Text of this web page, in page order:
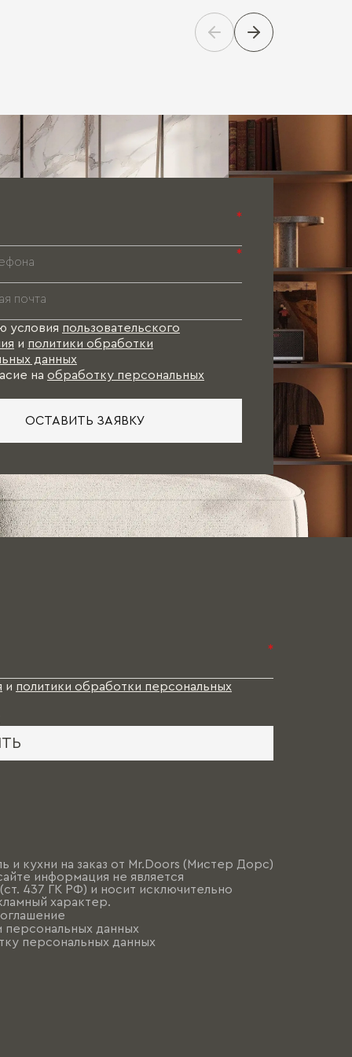
*
*
условия пользовательского
и политики обработки
данных
на обработку персональных
ОСТАВИТЬ ЗАЯВКУ
*
и политики обработки персональных
и кухни на заказ от Mr.Doors (Мистер Дорс)
информация не является
437 ГК РФ) и носит исключительно
характер.
персональных данных
персональных данных